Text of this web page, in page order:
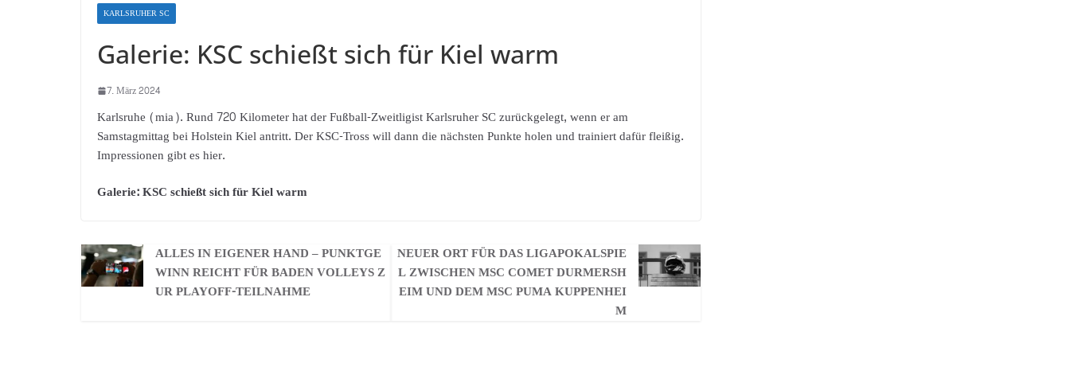
KARLSRUHER SC
Galerie: KSC schießt sich für Kiel warm
7. März 2024
Karlsruhe (mia). Rund 720 Kilometer hat der Fußball-Zweitligist Karlsruher SC zurückgelegt, wenn er am
Samstagmittag bei Holstein Kiel antritt. Der KSC-Tross will dann die nächsten Punkte holen und trainiert dafür fleißig.
Impressionen gibt es hier.
Galerie: KSC schießt sich für Kiel warm
ALLES IN EIGENER HAND – PUNKTGE
WINN REICHT FÜR BADEN VOLLEYS Z
UR PLAYOFF-TEILNAHME
NEUER ORT FÜR DAS LIGAPOKALSPIE
L ZWISCHEN MSC COMET DURMERSH
EIM UND DEM MSC PUMA KUPPENHEI
M